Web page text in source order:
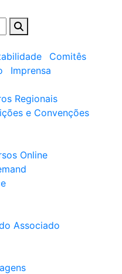
Comitês
Imprensa
Regionais
e Convenções
Online
Associado